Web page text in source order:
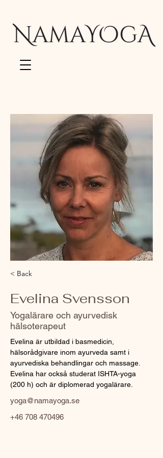
< Back
Evelina Svensson
Yogalärare och ayurvedisk
hälsoterapeut
Evelina är utbildad i basmedicin,
hälsorådgivare inom ayurveda samt i
ayurvediska behandlingar och massage.
Evelina har också studerat ISHTA-yoga
(200 h) och är diplomerad yogalärare.
yoga@namayoga.se
+46 708 470496